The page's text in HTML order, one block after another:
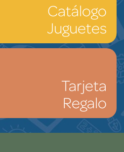
Catálogo
Juguetes
Tarjeta
Regalo